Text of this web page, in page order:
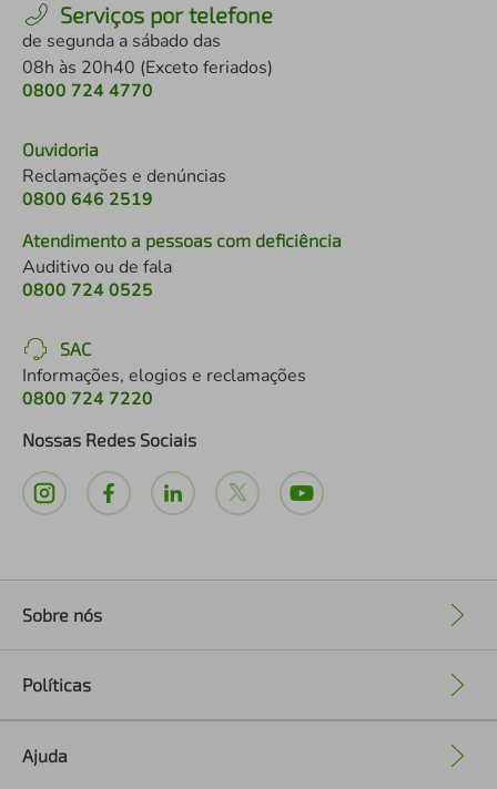
Serviços por telefone
de segunda a sábado das
08h às 20h40 (Exceto feriados)
0800 724 4770
Ouvidoria
Reclamações e denúncias
0800 646 2519
Atendimento a pessoas com deficiência
Auditivo ou de fala
0800 724 0525
SAC
Informações, elogios e reclamações
0800 724 7220
Nossas Redes Sociais
Sobre nós
Políticas
Ajuda